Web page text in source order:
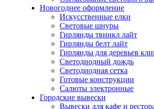
Новогоднее оформление
Искусcтвенные елки
Световые шнуры
Гирлянды твинкл лайт
Гирлянды белт лайт
Гирлянды для деревьев
Светодиодный дождь
Светодиодная сетка
Готовые конструкции
Салюты электронные
Городские вывески
Вывески для кафе и